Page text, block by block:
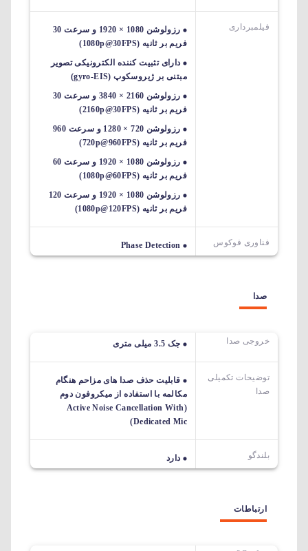
فیلمبرداری
رزولوشن 1080 × 1920 و سرعت 30
فریم بر ثانیه (1080p@30FPS)
دارای تثبیت کننده الکترونیکی تصویر
مبتنی بر ژیروسکوپ (gyro-EIS)
رزولوشن 2160 × 3840 و سرعت 30
فریم بر ثانیه (2160p@30FPS)
رزولوشن 720 × 1280 و سرعت 960
فریم بر ثانیه (720p@960FPS)
رزولوشن 1080 × 1920 و سرعت 60
فریم بر ثانیه (1080p@60FPS)
رزولوشن 1080 × 1920 و سرعت 120
فریم بر ثانیه (1080p@120FPS)
فناوری فوکوس Phase Detection
صدا
خروجی صدا جک 3.5 میلی متری
توضیحات تکمیلی
صدا
قابلیت حذف صدا های مزاحم هنگام
مکالمه با استفاده از میکروفون دوم
(Active Noise Cancellation With
Dedicated Mic)
بلندگو دارد
ارتباطات